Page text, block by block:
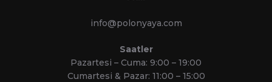
info@polonyaya.com
Saatler
Pazartesi – Cuma: 9:00 – 19:00
Cumartesi & Pazar: 11:00 – 15:00